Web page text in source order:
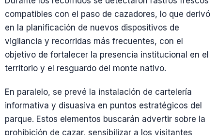
compatibles con el paso de cazadores, lo que derivó
en la planificación de nuevos dispositivos de
vigilancia y recorridas más frecuentes, con el
objetivo de fortalecer la presencia institucional en el
territorio y el resguardo del monte nativo.
En paralelo, se prevé la instalación de cartelería
informativa y disuasiva en puntos estratégicos del
parque. Estos elementos buscarán advertir sobre la
prohibición de cazar, sensibilizar a los visitantes